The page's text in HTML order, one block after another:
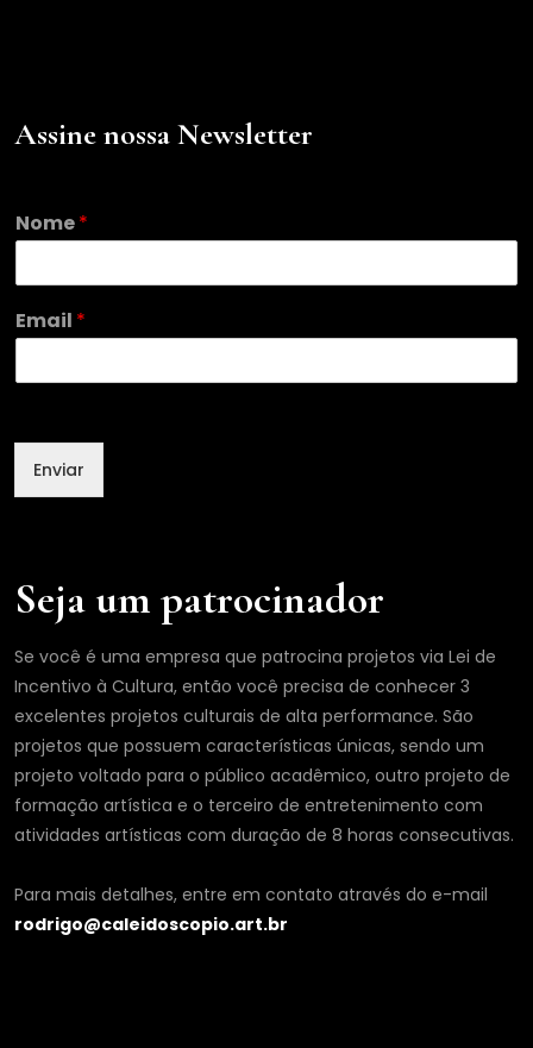
Assine nossa Newsletter
N
o
e
*
Nome*
Email *
Enviar
Seja um patrocinador
Se você é uma empresa que patrocina projetos via Lei de
Incentivo à Cultura, então você precisa de conhecer 3
excelentes projetos culturais de alta performance. São
projetos que possuem características únicas, sendo um
projeto voltado para o público acadêmico, outro projeto de
formação artística e o terceiro de entretenimento com
atividades artísticas com duração de 8 horas consecutivas.
Para mais detalhes, entre em contato através do e-mail
rodrigo@caleidoscopio.art.br